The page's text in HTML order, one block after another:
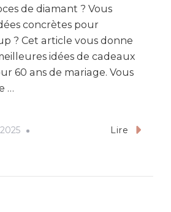
de diamant ? Vous
concrètes pour
? Cet article vous donne
idées de cadeaux
60 ans de mariage. Vous
…
Lire